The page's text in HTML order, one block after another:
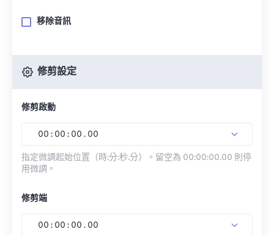
移除音訊
修剪設定
修剪啟動
00 : 00 : 00 . 00
指定微調起始位置（時:分:秒.分）。留空為 00:00:00.00 則停
用微調。
修剪端
00 : 00 : 00 . 00